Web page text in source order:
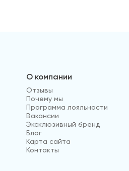
О компании
Отзывы
Почему мы
Программа лояльности
Вакансии
Эксклюзивный бренд
Блог
Карта сайта
Контакты